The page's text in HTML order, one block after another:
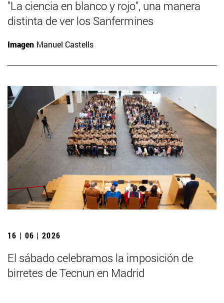
"La ciencia en blanco y rojo", una manera
distinta de ver los Sanfermines
Imagen Manuel Castells
16 | 06 | 2026
El sábado celebramos la imposición de
birretes de Tecnun en Madrid